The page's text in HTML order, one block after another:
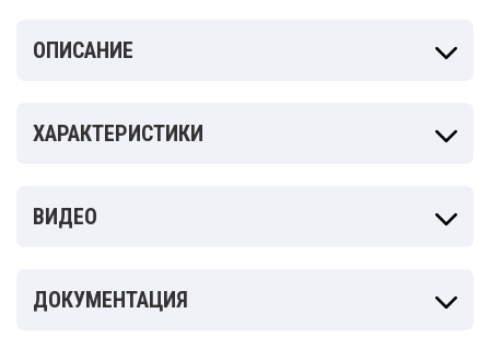
ОПИСАНИЕ
ХАРАКТЕРИСТИКИ
ВИДЕО
ДОКУМЕНТАЦИЯ